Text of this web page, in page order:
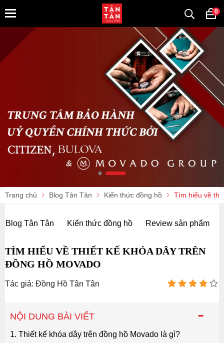
0
Trang chủ Blog Tân Tân Kiến thức đồng hồ Tìm hiểu về
Blog Tân Tân Kiến thức đồng hồ Review sản phẩm
TÌM HIỂU VỀ THIẾT KẾ KHÓA DÂY TRÊN
ĐỒNG HỒ MOVADO
Tác giả: Đồng Hồ Tân Tân
-
NỘI DUNG BÀI VIẾT
1. Thiết kế khóa dây trên đồng hồ Movado là gì?